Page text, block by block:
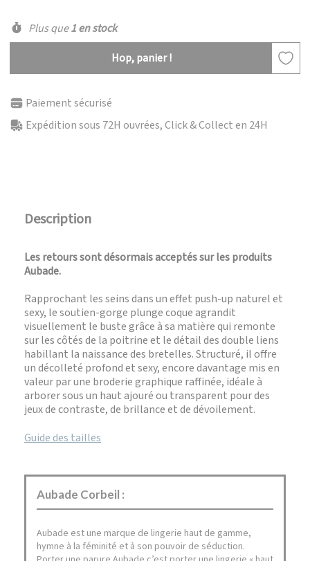
Plus que1 en stock
Hop, panier !
Paiement sécurisé
Expédition sous 72H ouvrées, Click & Collect en 24H
Description
Les retours sont désormais acceptés sur les produits
Aubade.
Rapprochant les seins dans un effet push-up naturel et
sexy, le soutien-gorge plunge coque agrandit
visuellement le buste grâce à sa matière qui remonte
sur les côtés de la poitrine et le détail des double liens
habillant la naissance des bretelles. Structuré, il offre
un décolleté profond et sexy, encore davantage mis en
valeur par une broderie graphique raffinée, idéale à
arborer sous un haut ajouré ou transparent pour des
jeux de contraste, de brillance et de dévoilement.
Guide des tailles
Aubade Corbeil :
Aubade est une marque de lingerie haut de gamme,
hymne à la féminité et à son pouvoir de séduction.